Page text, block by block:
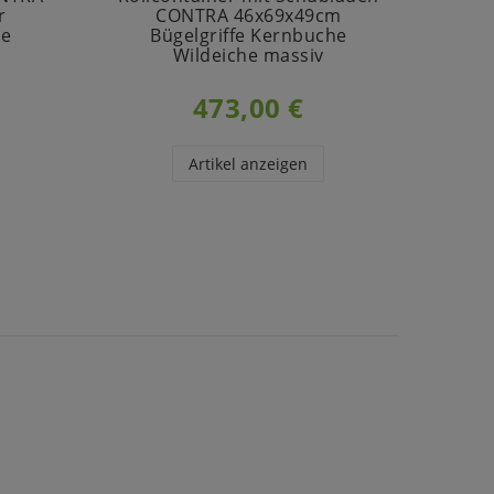
CONTRA 46x69x49cm
Bügelgriffe Kernbuche
Wildeiche massiv
473,00 €
Artikel anzeigen